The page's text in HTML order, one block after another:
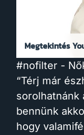
Megtekintés
#nofilter -
“Térj már
sorolhatnánk
bennünk
hogy